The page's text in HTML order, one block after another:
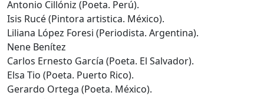
Antonio Cillóniz (Poeta. Perú).
Isis Rucé (Pintora artistica. México).
Liliana López Foresi (Periodista. Argentina).
Nene Benítez
Carlos Ernesto García (Poeta. El Salvador).
Elsa Tio (Poeta. Puerto Rico).
Gerardo Ortega (Poeta. México).